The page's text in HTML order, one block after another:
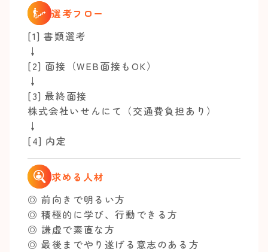
選考フロー
[1] 書類選考
↓
[2] 面接（WEB面接もOK）
↓
[3] 最終面接
株式会社いせんにて（交通費負担あり）
↓
[4] 内定
求める人材
◎ 前向きで明るい方
◎ 積極的に学び、行動できる方
◎ 謙虚で素直な方
◎ 最後までやり遂げる意志のある方